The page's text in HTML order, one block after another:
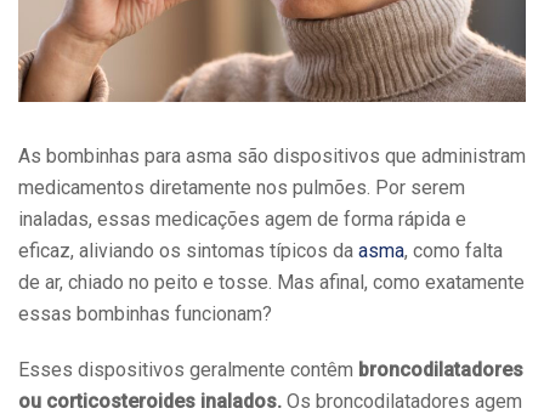
As bombinhas para asma são dispositivos que administram
medicamentos diretamente nos pulmões. Por serem
inaladas, essas medicações agem de forma rápida e
eficaz, aliviando os sintomas típicos da asma, como falta
de ar, chiado no peito e tosse. Mas afinal, como exatamente
essas bombinhas funcionam?
Esses dispositivos geralmente contêm broncodilatadores
ou corticosteroides inalados. Os broncodilatadores agem